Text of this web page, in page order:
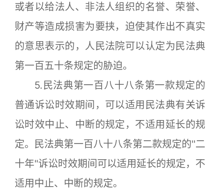
或者以给法人、非法人组织的名誉、荣誉、
财产等造成损害为要挟，迫使其作出不真实
的意思表示的，人民法院可以认定为民法典
第一百五十条规定的胁迫。
5.民法典第一百八十八条第一款规定的
普通诉讼时效期间，可以适用民法典有关诉
讼时效中止、中断的规定，不适用延长的规
定。民法典第一百八十八条第二款规定的''二
十年"诉讼时效期间可以适用延长的规定，不
适用中止、中断的规定。